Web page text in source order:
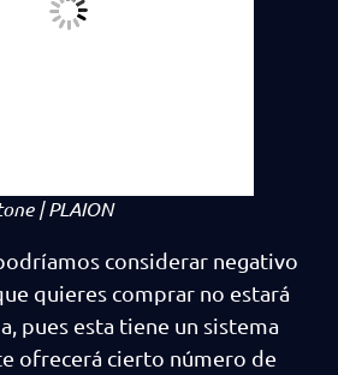
| PLAION
considerar negativo
quieres comprar no estará
pues esta tiene un sistema
ofrecerá cierto número de